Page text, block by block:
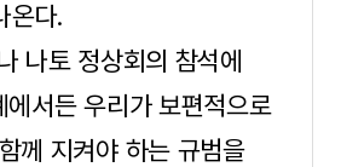
온다.
나토 정상회의 참석에
서든 우리가 보편적으로
께 지켜야 하는 규범을